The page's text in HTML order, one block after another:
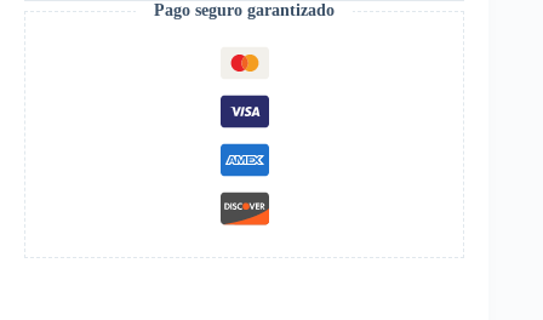
Pago seguro garantizado